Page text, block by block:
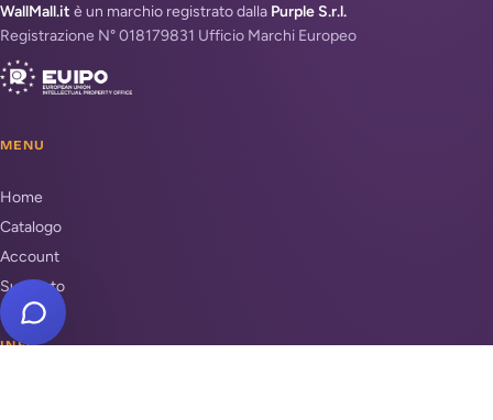
WallMall.it è un marchio registrato dalla Purple S.r.l.
Registrazione N° 018179831 Ufficio Marchi Europeo
MENU
Home
Catalogo
Account
Supporto
INFO